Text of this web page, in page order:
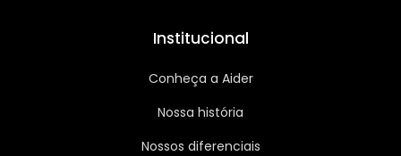
Institucional
Conheça a Aider
Nossa história
Nossos diferenciais